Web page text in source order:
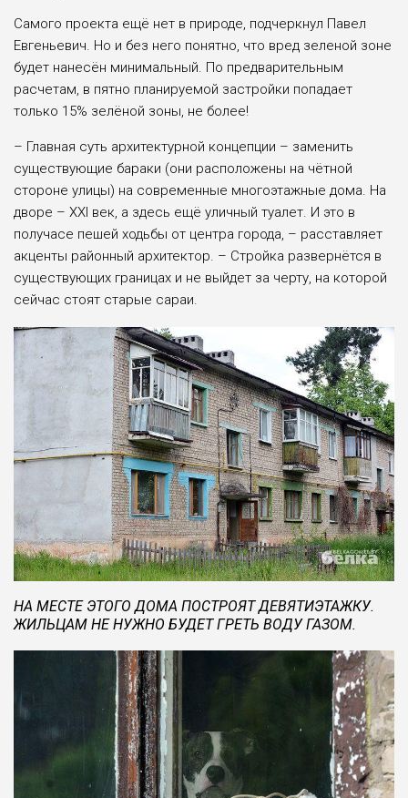
Самого проекта ещё нет в природе, подчеркнул Павел
Евгеньевич. Но и без него понятно, что вред зеленой зоне
будет нанесён минимальный. По предварительным
расчетам, в пятно планируемой застройки попадает
только 15% зелёной зоны, не более!
– Главная суть архитектурной концепции – заменить
существующие бараки (они расположены на чётной
стороне улицы) на современные многоэтажные дома. На
дворе – XXI век, а здесь ещё уличный туалет. И это в
получасе пешей ходьбы от центра города, – расставляет
акценты районный архитектор. – Стройка развернётся в
существующих границах и не выйдет за черту, на которой
сейчас стоят старые сараи.
НА МЕСТЕ ЭТОГО ДОМА ПОСТРОЯТ ДЕВЯТИЭТАЖКУ.
ЖИЛЬЦАМ НЕ НУЖНО БУДЕТ ГРЕТЬ ВОДУ ГАЗОМ.